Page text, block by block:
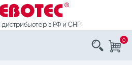
в РФ и СНГ!
0